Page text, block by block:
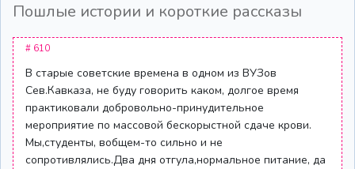
Пошлые истории и короткие рассказы
# 610
В старые советские времена в одном из ВУЗов
Сев.Кавказа, не буду говорить каком, долгое время
практиковали добровольно-принудительное
мероприятие по массовой бескорыстной сдаче крови.
Мы,студенты, вобщем-то сильно и не
сопротивлялись.Два дня отгула,нормальное питание, да